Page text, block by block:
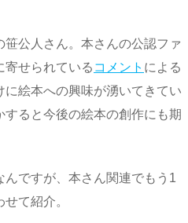
公人さん。本さんの公認ファ
寄せられている コメント による
に絵本への興味が湧いてきてい
ると今後の絵本の創作にも期
ですが、本さん関連でもう1
て紹介。